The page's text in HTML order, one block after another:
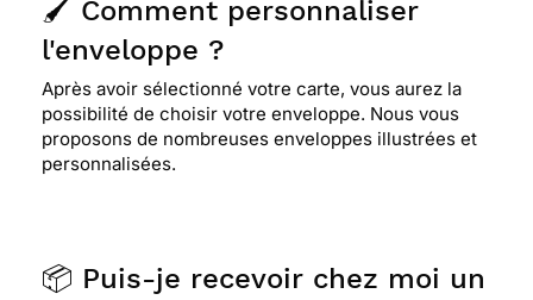
🖌️ Comment personnaliser
l'enveloppe ?
Après avoir sélectionné votre carte, vous aurez la
possibilité de choisir votre enveloppe. Nous vous
proposons de nombreuses enveloppes illustrées et
personnalisées.
📦 Puis-je recevoir chez moi un